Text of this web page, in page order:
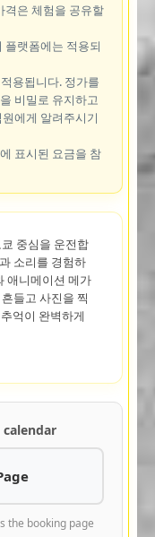
격은 체험을 공유할
플랫폼에는 적용되
용됩니다. 정가를
비밀로 유지하고
에게 알려주시기
표시된 요금을 참
중심을 운전합
소리를 경험하
애니메이션 메가
들고 사진을 찍
억이 완벽하게
the booking page